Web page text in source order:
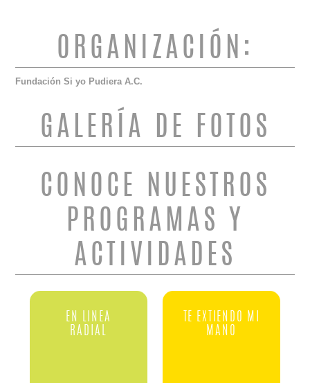
ORGANIZACIÓN:
Fundación Si yo Pudiera A.C.
GALERÍA DE FOTOS
CONOCE NUESTROS
PROGRAMAS Y
ACTIVIDADES
EN LINEA
RADIAL
TE EXTIENDO MI
MANO